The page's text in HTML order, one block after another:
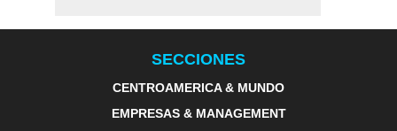
SECCIONES
CENTROAMERICA & MUNDO
EMPRESAS & MANAGEMENT